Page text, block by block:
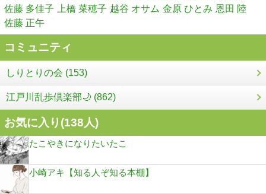
佐藤 多佳子
上橋 菜穂子 越谷 オサム 金原 ひとみ 恩田 陸
佐藤 正午
コミュニティ
しりとりの会 (153)
江戸川乱歩倶楽部🌙 (862)
お気に入り(138人)
たこやきになりたいたこ
小崎アキ【知る人ぞ知る本棚】